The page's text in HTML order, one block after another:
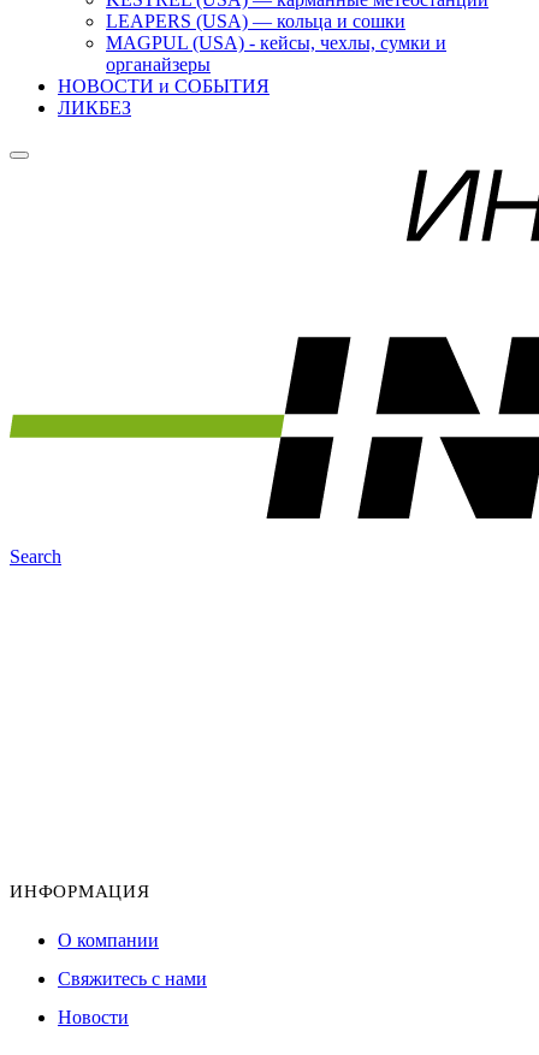
LEAPERS (USA) — кольца и сошки
MAGPUL (USA) - кейсы, чехлы, сумки и
органайзеры
НОВОСТИ и СОБЫТИЯ
ЛИКБЕЗ
Search
ИНФОРМАЦИЯ
О компании
Свяжитесь с нами
Новости